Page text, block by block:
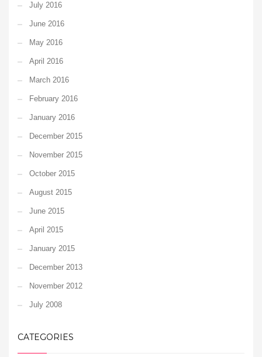
July 2016
June 2016
May 2016
April 2016
March 2016
February 2016
January 2016
December 2015
November 2015
October 2015
August 2015
June 2015
April 2015
January 2015
December 2013
November 2012
July 2008
CATEGORIES